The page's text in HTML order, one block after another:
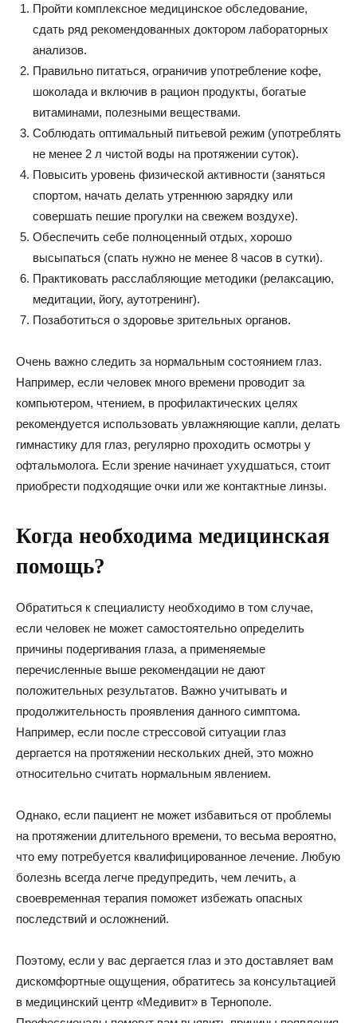
Пройти комплексное медицинское обследование,
сдать ряд рекомендованных доктором лабораторных
анализов.
Правильно питаться, ограничив употребление кофе,
шоколада и включив в рацион продукты, богатые
витаминами, полезными веществами.
Соблюдать оптимальный питьевой режим (употреблять
не менее 2 л чистой воды на протяжении суток).
Повысить уровень физической активности (заняться
спортом, начать делать утреннюю зарядку или
совершать пешие прогулки на свежем воздухе).
Обеспечить себе полноценный отдых, хорошо
высыпаться (спать нужно не менее 8 часов в сутки).
Практиковать расслабляющие методики (релаксацию,
медитации, йогу, аутотренинг).
Позаботиться о здоровье зрительных органов.
Очень важно следить за нормальным состоянием глаз.
Например, если человек много времени проводит за
компьютером, чтением, в профилактических целях
рекомендуется использовать увлажняющие капли, делать
гимнастику для глаз, регулярно проходить осмотры у
офтальмолога. Если зрение начинает ухудшаться, стоит
приобрести подходящие очки или же контактные линзы.
Когда необходима медицинская
помощь?
Обратиться к специалисту необходимо в том случае,
если человек не может самостоятельно определить
причины подергивания глаза, а применяемые
перечисленные выше рекомендации не дают
положительных результатов. Важно учитывать и
продолжительность проявления данного симптома.
Например, если после стрессовой ситуации глаз
дергается на протяжении нескольких дней, это можно
относительно считать нормальным явлением.
Однако, если пациент не может избавиться от проблемы
на протяжении длительного времени, то весьма вероятно,
что ему потребуется квалифицированное лечение. Любую
болезнь всегда легче предупредить, чем лечить, а
своевременная терапия поможет избежать опасных
последствий и осложнений.
Поэтому, если у вас дергается глаз и это доставляет вам
дискомфортные ощущения, обратитесь за консультацией
в медицинский центр «Медивит» в Тернополе.